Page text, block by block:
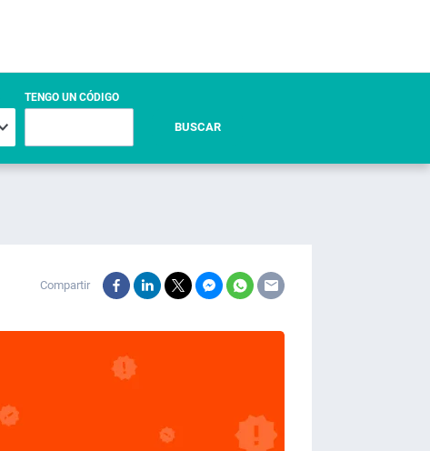
TENGO UN CÓDIGO
BUSCAR
Compartir